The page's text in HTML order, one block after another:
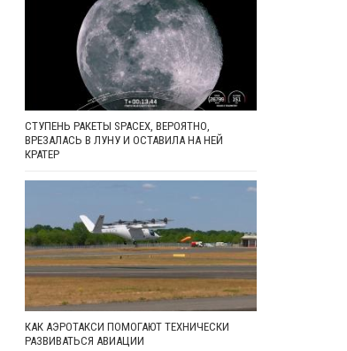
СТУПЕНЬ РАКЕТЫ SPACEX, ВЕРОЯТНО,
ВРЕЗАЛАСЬ В ЛУНУ И ОСТАВИЛА НА НЕЙ
КРАТЕР
КАК АЭРОТАКСИ ПОМОГАЮТ ТЕХНИЧЕСКИ
РАЗВИВАТЬСЯ АВИАЦИИ